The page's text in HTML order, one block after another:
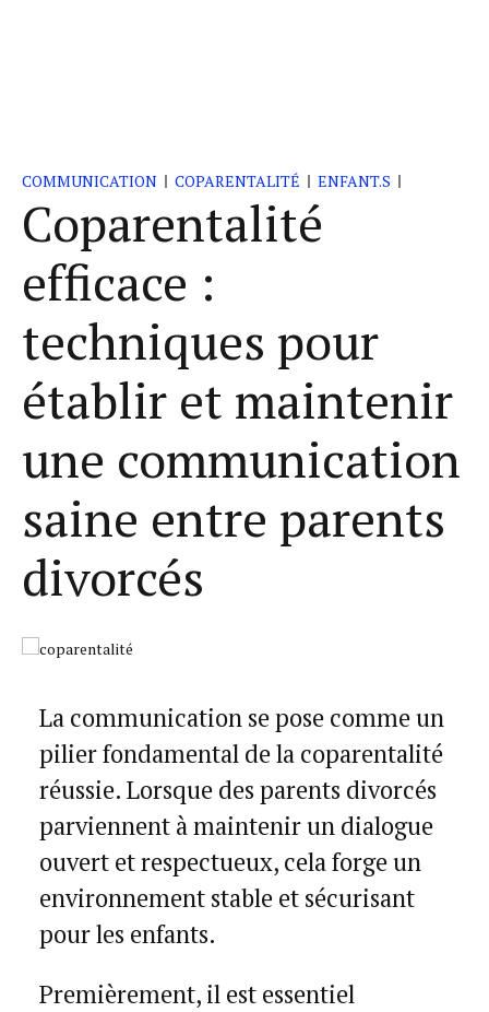
COMMUNICATION COPARENTALITÉ ENFANT.S
Coparentalité
efficace :
techniques pour
établir et maintenir
une communication
saine entre parents
divorcés
La communication se pose comme un
pilier fondamental de la coparentalité
réussie. Lorsque des parents divorcés
parviennent à maintenir un dialogue
ouvert et respectueux, cela forge un
environnement stable et sécurisant
pour les enfants.
Premièrement, il est essentiel